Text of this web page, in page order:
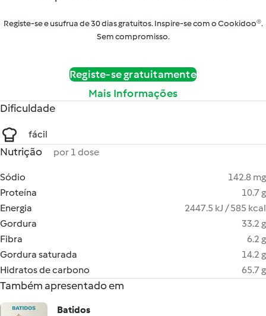
Registe-se e usufrua de 30 dias gratuitos. Inspire-se com o Cookidoo®.
Sem compromisso.
Registe-se gratuitamente
Mais Informações
Dificuldade
fácil
Nutrição por 1 dose
Sódio
142.8 mg
Proteína
10.7 g
Energia
2447.5 kJ / 585 kcal
Gordura
33.2 g
Fibra
6.2 g
Gordura saturada
14.2 g
Hidratos de carbono
65.7 g
Também apresentado em
Batidos